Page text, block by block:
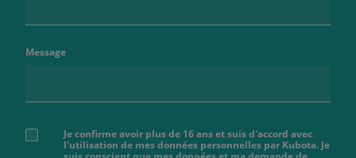
Message
Je confirme avoir plus de 16 ans et suis d'accord avec
l'utilisation de mes données personnelles par Kubota. Je